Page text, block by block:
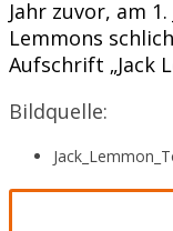
Jahr zuvor, am
Lemmons
Aufschrift „Jack
Bildquelle: